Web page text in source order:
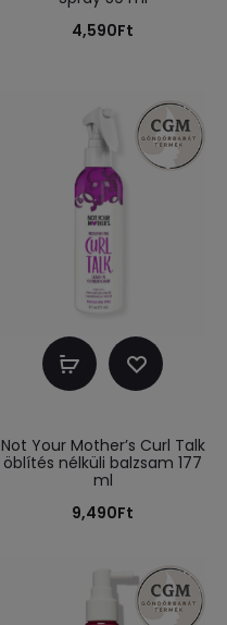
4,590Ft
Kosárba
Not Your Mother’s Curl Talk
öblítés nélküli balzsam 177
ml
9,490Ft